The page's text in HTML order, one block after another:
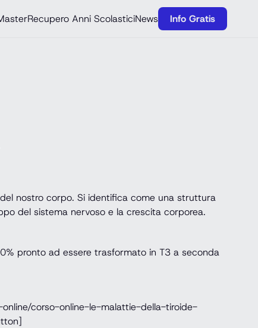
Recupero Anni ScolasticiNews Info Gratis
nostro corpo. Si identifica come una struttura
del sistema nervoso e la crescita corporea.
pronto ad essere trasformato in T3 a seconda
online/corso-online-le-malattie-della-tiroide-